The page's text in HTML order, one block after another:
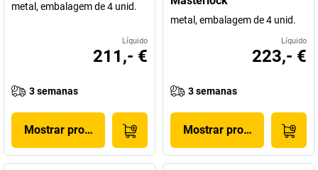
metal, embalagem de 4 unid.
Líquido
211,- €
3 semanas
Mostrar produto
metal, embalagem de 4 unid.
Líquido
223,- €
3 semanas
Mostrar produto